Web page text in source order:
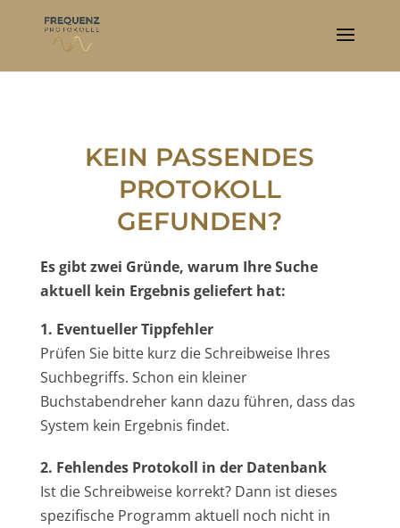
KEIN PASSENDES
PROTOKOLL
GEFUNDEN?
Es gibt zwei Gründe, warum Ihre Suche
aktuell kein Ergebnis geliefert hat:
1. Eventueller Tippfehler
Prüfen Sie bitte kurz die Schreibweise Ihres
Suchbegriffs. Schon ein kleiner
Buchstabendreher kann dazu führen, dass das
System kein Ergebnis findet.
2. Fehlendes Protokoll in der Datenbank
Ist die Schreibweise korrekt? Dann ist dieses
spezifische Programm aktuell noch nicht in